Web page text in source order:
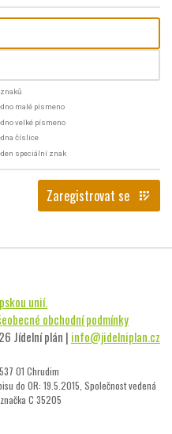
malé písmeno
velké písmeno
číslice
speciální znak
Zaregistrovat se app_registration
unií.
obchodní podmínky
Jídelní plán | info@jidelniplan.cz
01 Chrudim
do OR: 19.5.2015, Společnost vedená
C 35205